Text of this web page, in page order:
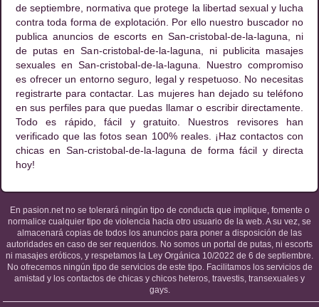
de septiembre, normativa que protege la libertad sexual y lucha
contra toda forma de explotación. Por ello nuestro buscador no
publica anuncios de escorts en San-cristobal-de-la-laguna, ni
de putas en San-cristobal-de-la-laguna, ni publicita masajes
sexuales en San-cristobal-de-la-laguna. Nuestro compromiso
es ofrecer un entorno seguro, legal y respetuoso. No necesitas
registrarte para contactar. Las mujeres han dejado su teléfono
en sus perfiles para que puedas llamar o escribir directamente.
Todo es rápido, fácil y gratuito. Nuestros revisores han
verificado que las fotos sean 100% reales. ¡Haz contactos con
chicas en San-cristobal-de-la-laguna de forma fácil y directa
hoy!
En pasion.net no se tolerará ningún tipo de conducta que implique, fomente o
normalice cualquier tipo de violencia hacia otro usuario de la web. A su vez, se
almacenará copias de todos los anuncios para poner a disposición de las
autoridades en caso de ser requeridos. No somos un portal de putas, ni escorts
ni masajes eróticos, y respetamos la Ley Orgánica 10/2022 de 6 de septiembre.
No ofrecemos ningún tipo de servicios de este tipo. Facilitamos los servicios de
amistad y los contactos de chicas y chicos heteros, travestis, transexuales y
gays.